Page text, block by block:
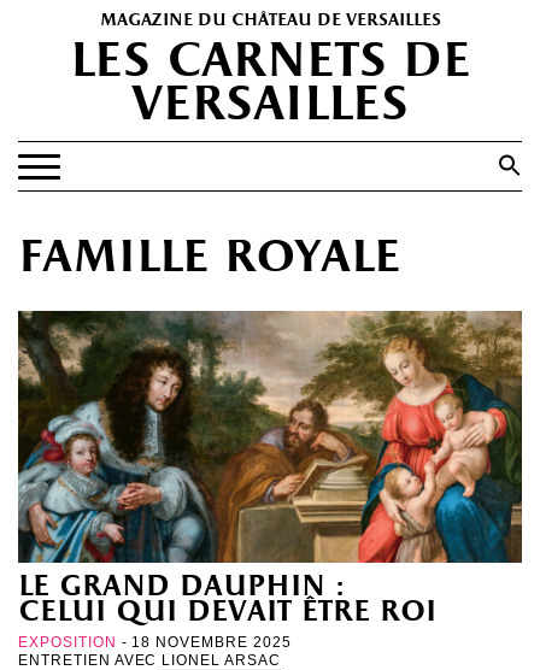
magazine du château de versailles
les carnets de
versailles
Search Button
PATRIMOINE
SPECTACLES
PORTFOLIOS
HISTOIRE(S)
LES +
ABONNEMENT GRATUIT AU MAGAZINE
famille royale
le grand dauphin :
celui qui devait être roi
EXPOSITION - 18 NOVEMBRE 2025
ENTRETIEN AVEC LIONEL ARSAC